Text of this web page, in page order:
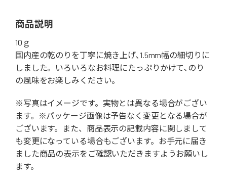
商品説明
10ｇ
国内産の乾のりを丁寧に焼き上げ､1.5mm幅の細切りに
しました。いろいろなお料理にたっぷりかけて､のり
の風味をお楽しみください。
※写真はイメージです。実物とは異なる場合がござい
ます。※パッケージ画像は予告なく変更となる場合が
ございます。また、商品表示の記載内容に関しまして
も変更になっている場合もございます。お手元に届き
ました商品の表示をご確認いただきますようお願いし
ます。